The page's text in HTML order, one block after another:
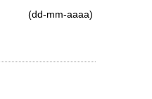
(dd-mm-aaaa)